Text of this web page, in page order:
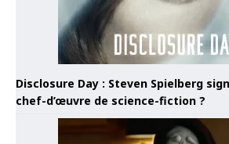
Disclosure Day : Steven Spielberg
chef-d’œuvre de science-fiction ?